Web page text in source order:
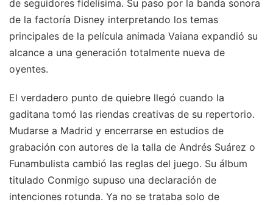
de seguidores fidelísima. Su paso por la banda sonora
de la factoría Disney interpretando los temas
principales de la película animada Vaiana expandió su
alcance a una generación totalmente nueva de
oyentes.
El verdadero punto de quiebre llegó cuando la
gaditana tomó las riendas creativas de su repertorio.
Mudarse a Madrid y encerrarse en estudios de
grabación con autores de la talla de Andrés Suárez o
Funambulista cambió las reglas del juego. Su álbum
titulado Conmigo supuso una declaración de
intenciones rotunda. Ya no se trataba solo de